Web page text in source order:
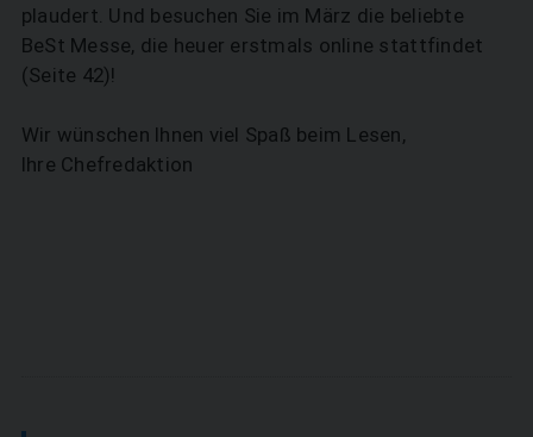
plaudert. Und besuchen Sie im März die beliebte
BeSt Messe, die heuer erstmals online stattfindet
(Seite 42)!
Wir wünschen Ihnen viel Spaß beim Lesen,
Ihre Chefredaktion